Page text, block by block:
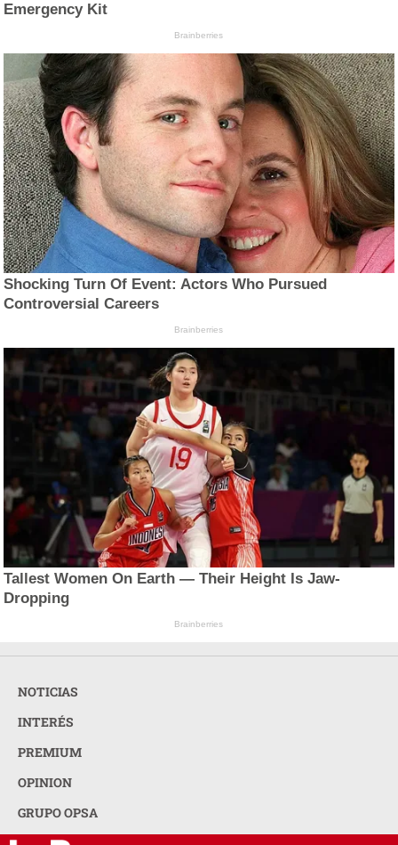
Emergency Kit
Brainberries
Shocking Turn Of Event: Actors Who Pursued
Controversial Careers
Brainberries
Tallest Women On Earth — Their Height Is Jaw-
Dropping
Brainberries
NOTICIAS
INTERÉS
PREMIUM
OPINION
GRUPO OPSA